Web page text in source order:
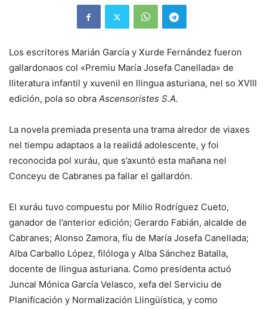
Los escritores Marián García y Xurde Fernández fueron
gallardonaos col «Premiu María Josefa Canellada» de
lliteratura infantil y xuvenil en llingua asturiana, nel so XVIII
edición, pola so obra Ascensoristes S.A.
La novela premiada presenta una trama alredor de viaxes
nel tiempu adaptaos a la realidá adolescente, y foi
reconocida pol xuráu, que s’axuntó esta mañana nel
Conceyu de Cabranes pa fallar el gallardón.
El xuráu tuvo compuestu por Milio Rodríguez Cueto,
ganador de l’anterior edición; Gerardo Fabián, alcalde de
Cabranes; Alonso Zamora, fíu de María Josefa Canellada;
Alba Carballo López, filóloga y Alba Sánchez Batalla,
docente de llingua asturiana. Como presidenta actuó
Juncal Mónica García Velasco, xefa del Serviciu de
Planificación y Normalización Llingüística, y como